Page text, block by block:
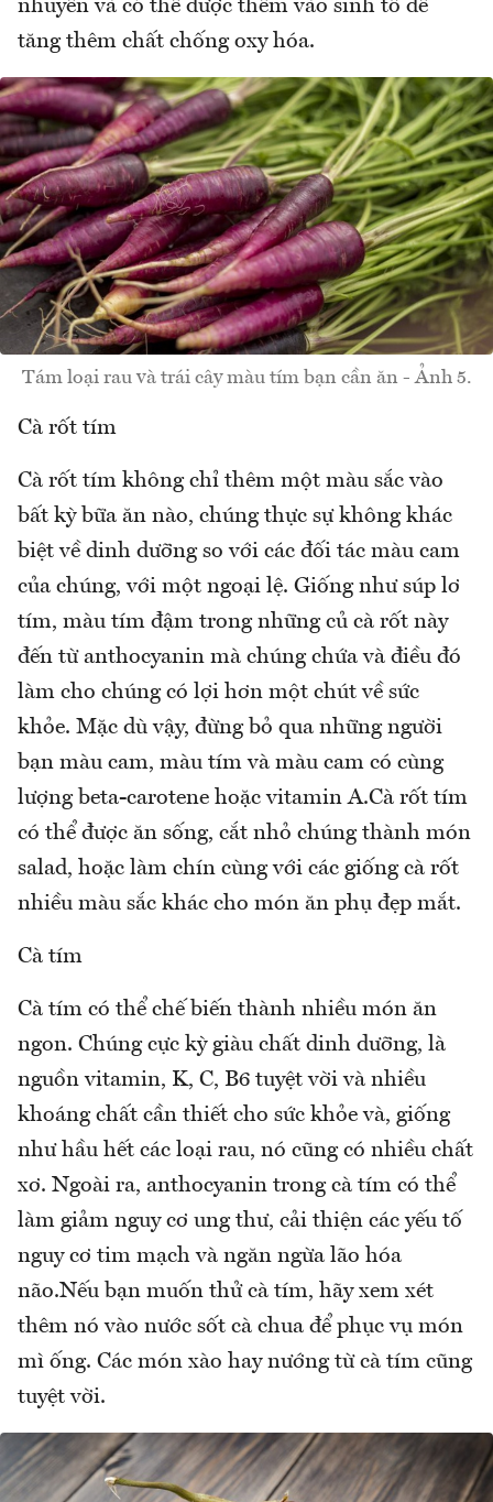
nhuyễn và có thể được thêm vào sinh tố để
tăng thêm chất chống oxy hóa.
Tám loại rau và trái cây màu tím bạn cần ăn - Ảnh 5.
Cà rốt tím
Cà rốt tím không chỉ thêm một màu sắc vào
bất kỳ bữa ăn nào, chúng thực sự không khác
biệt về dinh dưỡng so với các đối tác màu cam
của chúng, với một ngoại lệ. Giống như súp lơ
tím, màu tím đậm trong những củ cà rốt này
đến từ anthocyanin mà chúng chứa và điều đó
làm cho chúng có lợi hơn một chút về sức
khỏe. Mặc dù vậy, đừng bỏ qua những người
bạn màu cam, màu tím và màu cam có cùng
lượng beta-carotene hoặc vitamin A.Cà rốt tím
có thể được ăn sống, cắt nhỏ chúng thành món
salad, hoặc làm chín cùng với các giống cà rốt
nhiều màu sắc khác cho món ăn phụ đẹp mắt.
Cà tím
Cà tím có thể chế biến thành nhiều món ăn
ngon. Chúng cực kỳ giàu chất dinh dưỡng, là
nguồn vitamin, K, C, B6 tuyệt vời và nhiều
khoáng chất cần thiết cho sức khỏe và, giống
như hầu hết các loại rau, nó cũng có nhiều chất
xơ. Ngoài ra, anthocyanin trong cà tím có thể
làm giảm nguy cơ ung thư, cải thiện các yếu tố
nguy cơ tim mạch và ngăn ngừa lão hóa
não.Nếu bạn muốn thử cà tím, hãy xem xét
thêm nó vào nước sốt cà chua để phục vụ món
mì ống. Các món xào hay nướng từ cà tím cũng
tuyệt vời.